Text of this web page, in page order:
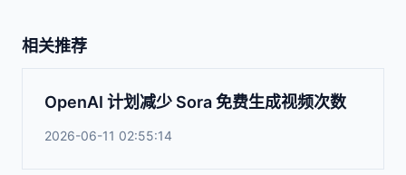
相关推荐
OpenAI 计划减少 Sora 免费生成视频次数
2026-06-11 02:55:14